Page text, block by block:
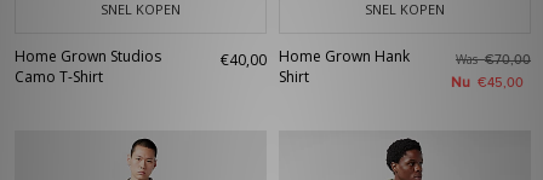
SNEL KOPEN
Home Grown Studios
Camo T-Shirt
€40,00
SNEL KOPEN
Home Grown Hank
Shirt
Was€70,00
Nu €45,00